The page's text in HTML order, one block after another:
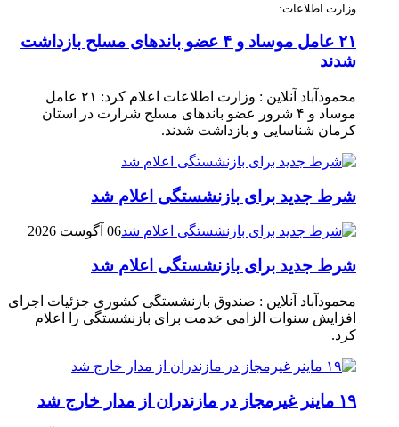
وزارت اطلاعات:
۲۱ عامل موساد و ۴ عضو باند‌های مسلح بازداشت
شدند
محمودآباد آنلاین : وزارت اطلاعات اعلام کرد: ۲۱ عامل
موساد و ۴ شرور عضو باند‌های مسلح شرارت در استان
کرمان شناسایی و بازداشت شدند.
شرط جدید برای بازنشستگی اعلام شد
06 آگوست 2026
شرط جدید برای بازنشستگی اعلام شد
محمودآباد آنلاین : صندوق بازنشستگی کشوری جزئیات اجرای
افزایش سنوات الزامی خدمت برای بازنشستگی را اعلام
کرد.
۱۹ ماینر غیرمجاز در مازندران از مدار خارج شد